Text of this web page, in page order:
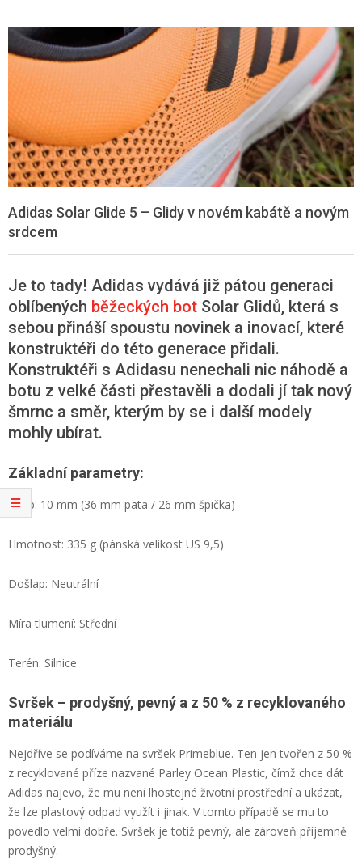
Adidas Solar Glide 5 – Glidy v novém kabátě a novým
srdcem
Je to tady! Adidas vydává již pátou generaci
oblíbených běžeckých bot Solar Glidů, která s
sebou přináší spoustu novinek a inovací, které
konstruktéři do této generace přidali.
Konstruktéři s Adidasu nenechali nic náhodě a
botu z velké části přestavěli a dodali jí tak nový
šmrnc a směr, kterým by se i další modely
mohly ubírat.
Základní parametry:
Drop: 10 mm (36 mm pata / 26 mm špička)
Hmotnost: 335 g (pánská velikost US 9,5)
Došlap: Neutrální
Míra tlumení: Střední
Terén: Silnice
Svršek – prodyšný, pevný a z 50 % z recyklovaného
materiálu
Nejdříve se podíváme na svršek Primeblue. Ten jen tvořen z 50 %
z recyklované příze nazvané Parley Ocean Plastic, čímž chce dát
Adidas najevo, že mu není lhostejné životní prostřední a ukázat,
že lze plastový odpad využít i jinak. V tomto případě se mu to
povedlo velmi dobře. Svršek je totiž pevný, ale zároveň příjemně
prodyšný.